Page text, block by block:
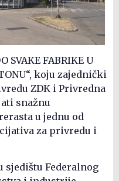
SVAKE FABRIKE U
koju zajednički
ZDK i Privredna
snažnu
u jednu od
za privredu i
sjedištu Federalnog